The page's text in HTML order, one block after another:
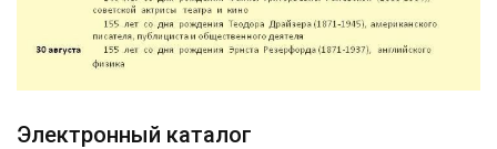
Электронный каталог